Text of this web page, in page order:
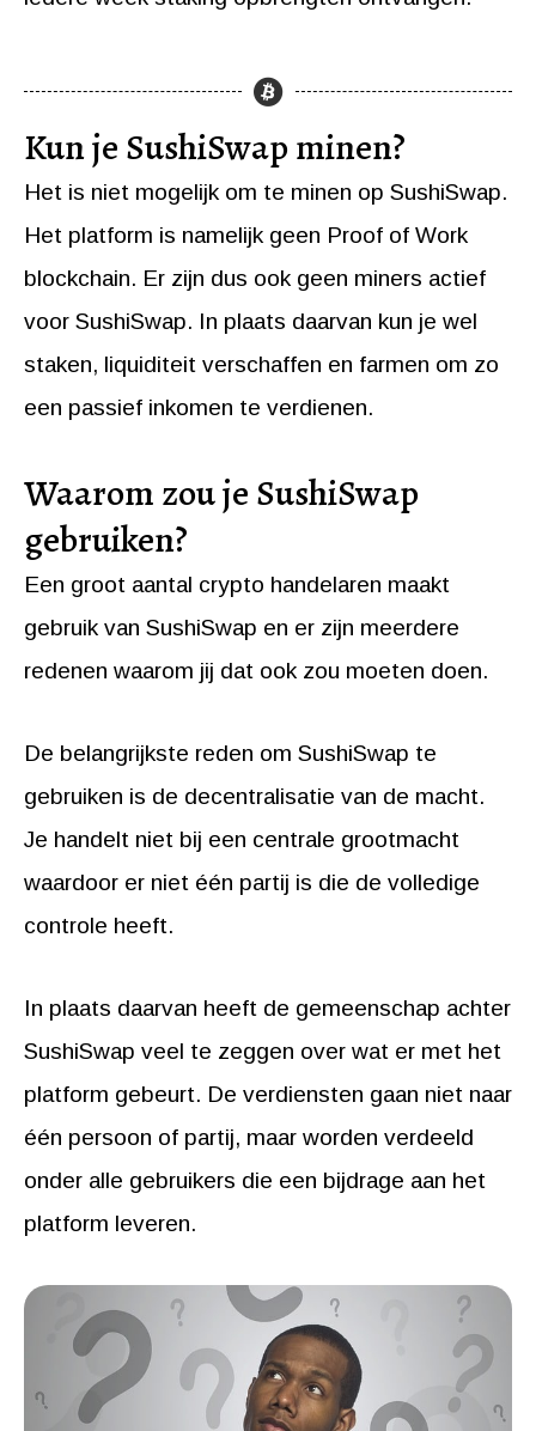
Kun je SushiSwap minen?
Het is niet mogelijk om te minen op SushiSwap.
Het platform is namelijk geen Proof of Work
blockchain. Er zijn dus ook geen miners actief
voor SushiSwap. In plaats daarvan kun je wel
staken, liquiditeit verschaffen en farmen om zo
een passief inkomen te verdienen.
Waarom zou je SushiSwap
gebruiken?
Een groot aantal crypto handelaren maakt
gebruik van SushiSwap en er zijn meerdere
redenen waarom jij dat ook zou moeten doen.
De belangrijkste reden om SushiSwap te
gebruiken is de decentralisatie van de macht.
Je handelt niet bij een centrale grootmacht
waardoor er niet één partij is die de volledige
controle heeft.
In plaats daarvan heeft de gemeenschap achter
SushiSwap veel te zeggen over wat er met het
platform gebeurt. De verdiensten gaan niet naar
één persoon of partij, maar worden verdeeld
onder alle gebruikers die een bijdrage aan het
platform leveren.